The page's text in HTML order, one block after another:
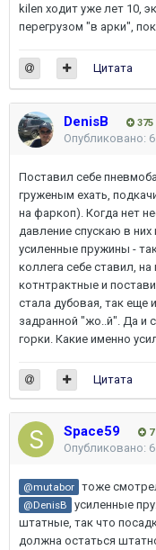
kilen ходит уже лет 10,
перегрузом "в арки",
Цитата
DenisB 375
Опубликовано:
Поставил себе
груженым ехать,
на фаркоп). Когда нет
давление спускаю в
усиленные пружины -
коллега себе ставил,
котнтрактные и
стала дубовая, так еще
задранной "жо..й". Да и
горки. Какие именно
Цитата
Space59 7
Опубликовано:
@mutabor тоже
@DenisB
усиленные
штатные, так что
должна остаться